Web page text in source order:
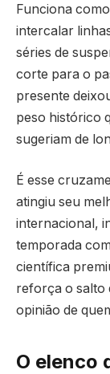
Funciona
intercalar
séries de
corte para o
presente
peso histórico
sugeriam de
É esse
atingiu seu
internacional,
temporada
científica
reforça o salto
opinião de
O elenco